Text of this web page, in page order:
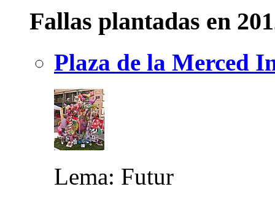
Fallas plantadas en
Plaza de la Merced
Lema: Futur